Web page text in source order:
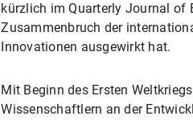
kürzlich im Quarterly Journal of
Zusammenbruch der
Innovationen ausgewirkt hat.
Mit Beginn des Ersten
Wissenschaftlern an der